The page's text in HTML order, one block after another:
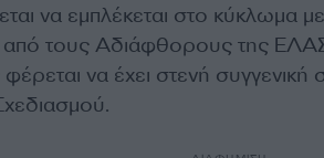
να εμπλέκεται στο κύκλωμα
τους Αδιάφθορους της
να έχει στενή